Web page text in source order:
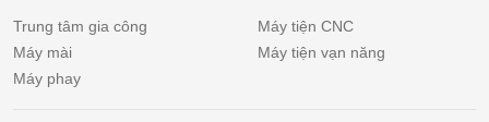
Trung tâm gia công
Máy tiện CNC
Máy mài
Máy tiện vạn năng
Máy phay